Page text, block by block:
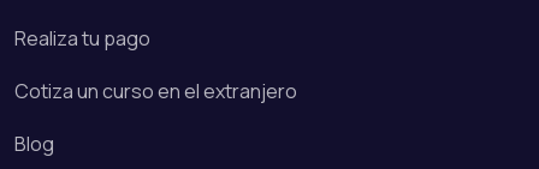
Realiza tu pago
Cotiza un curso en el extranjero
Blog